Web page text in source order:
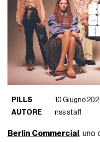
PILLS
10 Giugno
AUTORE
nss staff
Berlin Commercial, uno